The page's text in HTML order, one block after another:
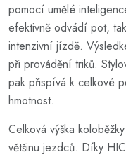
pomocí umělé
efektivně odvádí pot,
intenzivní jízdě.
při provádění triků.
pak přispívá k celkové
hmotnost.
Celková výška
většinu jezdců. Díky